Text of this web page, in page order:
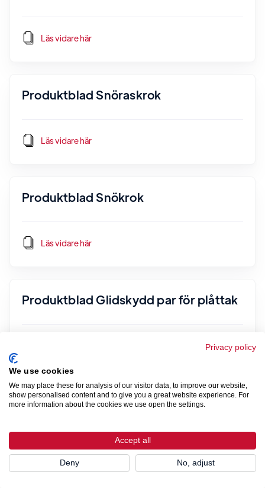
Läs vidare här
Produktblad Snöraskrok
Läs vidare här
Produktblad Snökrok
Läs vidare här
Produktblad Glidskydd par för plåttak
Produktblad / Monteringsanvisning
Läs vidare här
Privacy policy
We use cookies
We may place these for analysis of our visitor data, to improve our website,
show personalised content and to give you a great website experience. For
more information about the cookies we use open the settings.
Accept all
Deny No, adjust